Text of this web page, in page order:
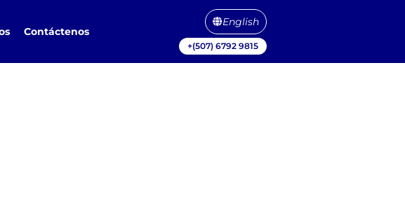
Contáctenos
English
+(507) 6792 9815